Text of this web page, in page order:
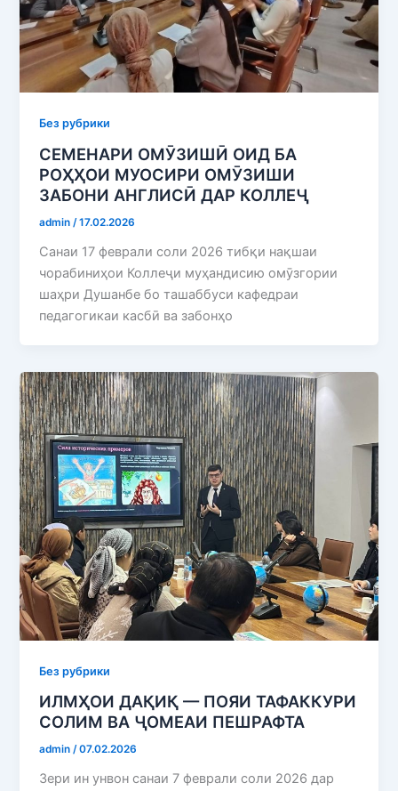
Без рубрики
СЕМЕНАРИ ОМӮЗИШӢ ОИД БА
РОҲҲОИ МУОСИРИ ОМӮЗИШИ
ЗАБОНИ АНГЛИСӢ ДАР КОЛЛЕҶ
admin /17.02.2026
Санаи 17 феврали соли 2026 тибқи нақшаи
чорабиниҳои Коллеҷи муҳандисию омӯзгории
шаҳри Душанбе бо ташаббуси кафедраи
педагогикаи касбӣ ва забонҳо
Без рубрики
ИЛМҲОИ ДАҚИҚ — ПОЯИ ТАФАККУРИ
СОЛИМ ВА ҶОМЕАИ ПЕШРАФТА
admin/07.02.2026
Зери ин унвон санаи 7 феврали соли 2026 дар